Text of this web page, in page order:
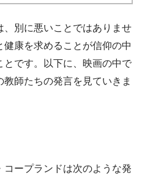
別に悪いことではありませ
康を求めることが信仰の中
です。以下に、映画の中で
師たちの発言を見ていきま
ープランドは次のような発